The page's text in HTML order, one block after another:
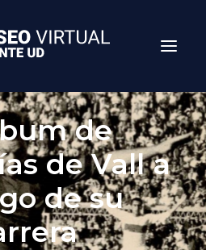
de
de Vall a
de su